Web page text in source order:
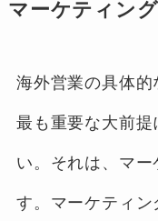
マーケティン
海外営業の具体
最も重要な大前提
い。それは、マ
す。マーケティン